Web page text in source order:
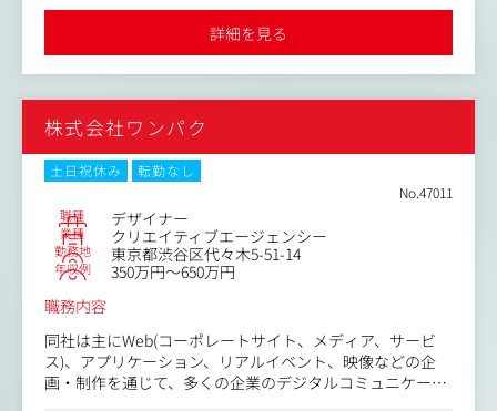
社内にWeb、映像、グラフィック、イラスト、デジタルエ
ンジニアと様々な分野の社員がいるため、より近い距離で
・Webディレクターやアートディレクターとの打ち合わせ
・ターゲットや目的に合わせたデザインの企画・提案
・ワイヤーフレームの作成
・画像加工
※コーディングはご担当の範囲外になります
＜携わっていただくプロジェクト例＞
・大手有名企業のコーポレートサイト
・映画館や動画サービスのキャンペーンサイト
・各種有名版権とのコラボページ
・ARスタンプラリー、キービジュアルなどの複合的なプロ
モーションのデザイン
ィ高く制作できることが強み
●マスメディアンより入社実績あり
詳細を見る
株式会社ワンパク
土日祝休み
転勤なし
No.47011
職種 デザイナー
業種 クリエイティブエージェンシー
勤務地 東京都渋谷区代々木5-51-14
年収例
350万円～650万円
職務内容
同社は主にWeb(コーポレートサイト、メディア、サービ
ス)、アプリケーション、リアルイベント、映像などの企
画・制作を通じて、多くの企業のデジタルコミュニケーシ